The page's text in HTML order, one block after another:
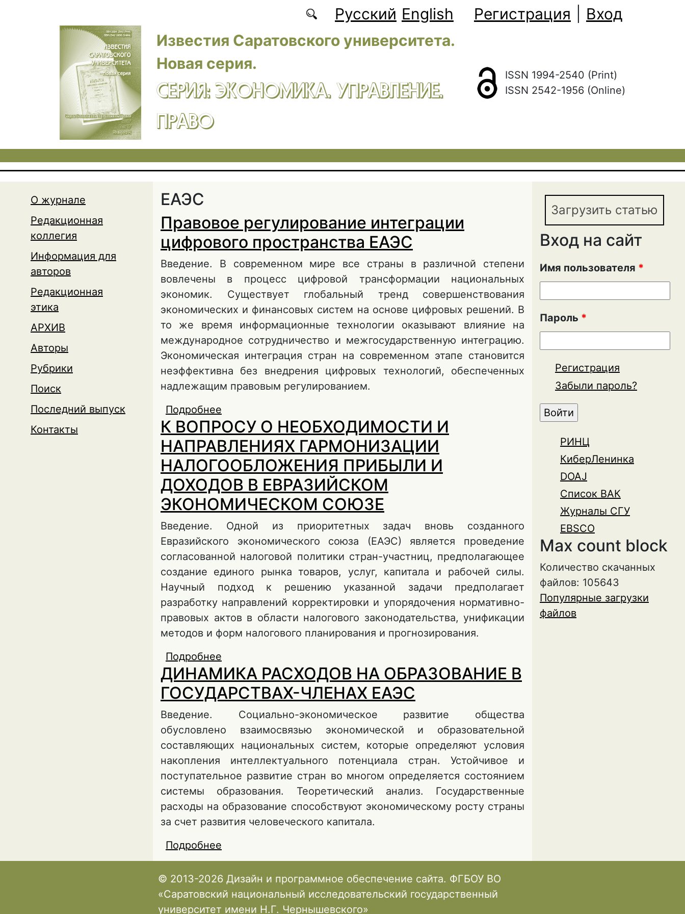
Русский English Регистрация
Вход
Известия Саратовского университета.
Новая серия.
СЕРИЯ: ЭКОНОМИКА. УПРАВЛЕНИЕ.
ПРАВО
ISSN 1994-2540 (Print)
ISSN 2542-1956 (Online)
О журнале
Редакционная
коллегия
Информация для
авторов
Редакционная
этика
АРХИВ
Авторы
Рубрики
Поиск
Последний выпуск
Контакты
ЕАЭС
Правовое регулирование интеграции
цифрового пространства ЕАЭС
Введение. В современном мире все страны в различной степени
вовлечены в процесс цифровой трансформации национальных
экономик. Существует глобальный тренд совершенствования
экономических и финансовых систем на основе цифровых решений. В
то же время информационные технологии оказывают влияние на
международное сотрудничество и межгосударственную интеграцию.
Экономическая интеграция стран на современном этапе становится
неэффективна без внедрения цифровых технологий, обеспеченных
надлежащим правовым регулированием.
Подробнее
пространства ЕАЭС
К ВОПРОСУ О НЕОБХОДИМОСТИ И
НАПРАВЛЕНИЯХ ГАРМОНИЗАЦИИ
НАЛОГООБЛОЖЕНИЯ ПРИБЫЛИ И
ДОХОДОВ В ЕВРАЗИЙСКОМ
ЭКОНОМИЧЕСКОМ СОЮЗЕ
Введение. Одной из приоритетных задач вновь созданного
Евразийского экономического союза (ЕАЭС) является проведение
согласованной налоговой политики стран-участниц, предполагающее
создание единого рынка товаров, услуг, капитала и рабочей силы.
Научный подход к решению указанной задачи предполагает
разработку направлений корректировки и упорядочения нормативно-
правовых актов в области налогового законодательства, унификации
методов и форм налогового планирования и прогнозирования.
Подробнее
ГАРМОНИЗАЦИИ НАЛОГООБЛОЖЕНИЯ ПРИБЫЛИ И
ДОХОДОВ В ЕВРАЗИЙСКОМ ЭКОНОМИЧЕСКОМ СОЮЗЕ
ДИНАМИКА РАСХОДОВ НА ОБРАЗОВАНИЕ В
ГОСУДАРСТВАХ-ЧЛЕНАХ ЕАЭС
Введение. Социально-экономическое развитие общества
обусловлено взаимосвязью экономической и образовательной
составляющих национальных систем, которые определяют условия
накопления интеллектуального потенциала стран. Устойчивое и
поступательное развитие стран во многом определяется состоянием
системы образования. Теоретический анализ. Государственные
расходы на образование способствуют экономическому росту страны
за счет развития человеческого капитала.
Подробнее
ГОСУДАРСТВАХ-ЧЛЕНАХ ЕАЭС
Загрузить статью
Вход на сайт
Имя пользователя *
Пароль *
Регистрация
Забыли пароль?
РИНЦ
КиберЛенинка
DOAJ
Список ВАК
Журналы СГУ
EBSCO
Max count block
Количество скачанных
файлов: 105643
Популярные загрузки
файлов
© 2013-2026 Дизайн и программное обеспечение сайта. ФГБОУ ВО
«Саратовский национальный исследовательский государственный
университет имени Н.Г. Чернышевского»